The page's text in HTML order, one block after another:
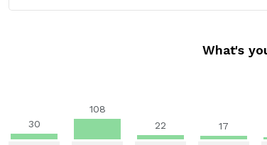
What's
30
108
22 17